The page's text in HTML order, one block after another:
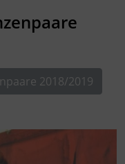
2018/2019